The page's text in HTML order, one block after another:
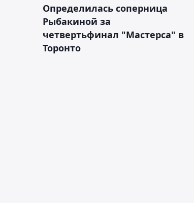
Определилась соперница
Рыбакиной за
четвертьфинал "Мастерса" в
Торонто